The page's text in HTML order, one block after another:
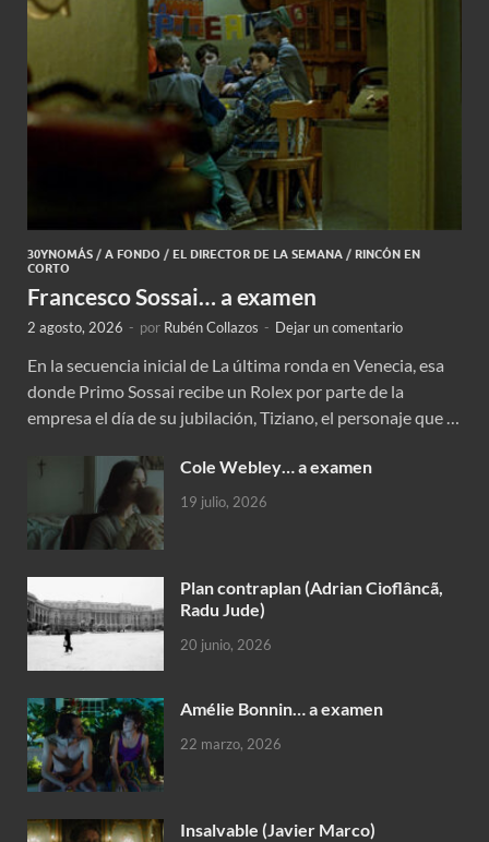
30YNOMÁS / A FONDO / EL DIRECTOR DE LA SEMANA / RINCÓN EN
CORTO
Francesco Sossai… a examen
2 agosto, 2026 - por Rubén Collazos - Dejar un comentario
En la secuencia inicial de La última ronda en Venecia, esa
donde Primo Sossai recibe un Rolex por parte de la
empresa el día de su jubilación, Tiziano, el personaje que …
Cole Webley… a examen
19 julio, 2026
Plan contraplan (Adrian Cioflâncã,
Radu Jude)
20 junio, 2026
Amélie Bonnin… a examen
22 marzo, 2026
Insalvable (Javier Marco)